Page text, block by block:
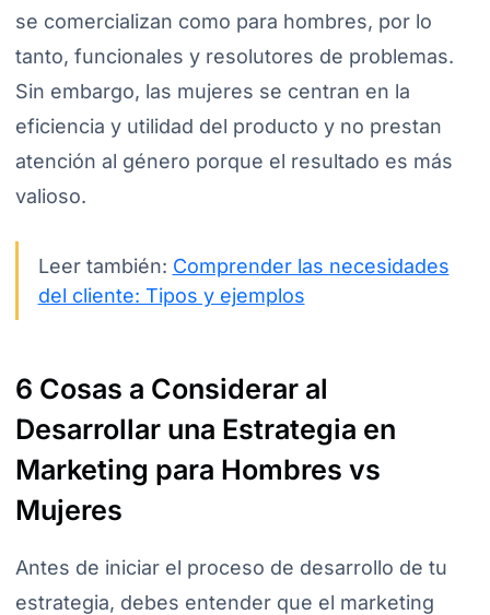
se comercializan como para hombres, por lo
tanto, funcionales y resolutores de problemas.
Sin embargo, las mujeres se centran en la
eficiencia y utilidad del producto y no prestan
atención al género porque el resultado es más
valioso.
Leer también: Comprender las necesidades
del cliente: Tipos y ejemplos
6 Cosas a Considerar al
Desarrollar una Estrategia en
Marketing para Hombres vs
Mujeres
Antes de iniciar el proceso de desarrollo de tu
estrategia, debes entender que el marketing